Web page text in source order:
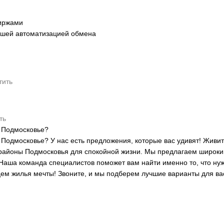
автоматизацией обмена
У нас есть предложения, которые вас удивят!
Подмосковья для спокойной жизни. Мы предлагаем
команда специалистов поможет вам найти именно то, что
жилья мечты! Звоните, и мы подберем лучшие варианты для